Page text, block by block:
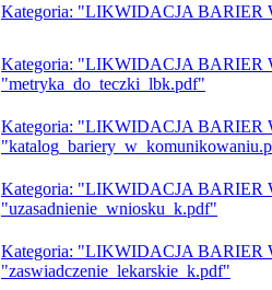
Kategoria: "LIKWIDACJA BARIER
Kategoria: "LIKWIDACJA BARIER
"metryka_do_teczki_lbk.pdf"
Kategoria: "LIKWIDACJA BARIER
Kategoria: "LIKWIDACJA BARIER
"uzasadnienie_wniosku_k.pdf"
Kategoria: "LIKWIDACJA BARIER
"zaswiadczenie_lekarskie_k.pdf"